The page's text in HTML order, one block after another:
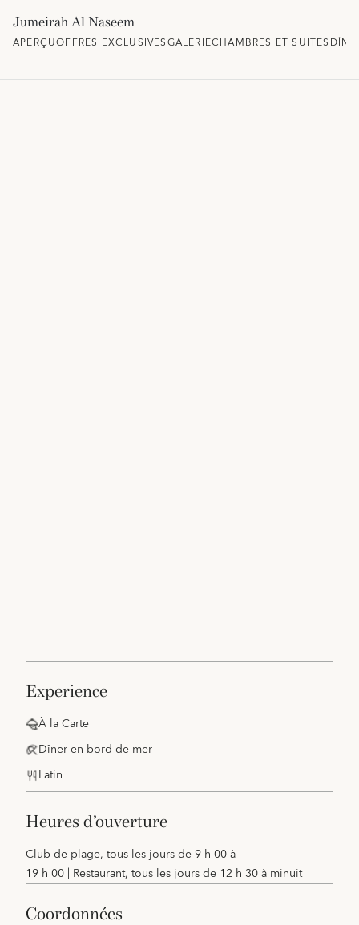
Jumeirah Al Naseem
APERÇUOFFRES EXCLUSIVESGALERIECHAMBRES ET SUITES
experience
À la Carte
Dîner en bord de mer
Latin
heures d’ouverture
Club de plage, tous les jours de 9 h 00 à
19 h 00 | Restaurant, tous les jours de 12 h 30 à minuit
coordonnées